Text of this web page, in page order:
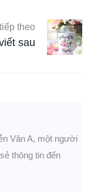
theo
sau
Văn A, một người
thông tin đến